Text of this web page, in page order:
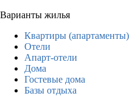
Варианты жилья
Квартиры (апартаменты)
Отели
Апарт-отели
Дома
Гостевые дома
Базы отдыха